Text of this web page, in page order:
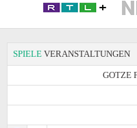
SPIELE VERANSTALTUNGEN
GOTZE